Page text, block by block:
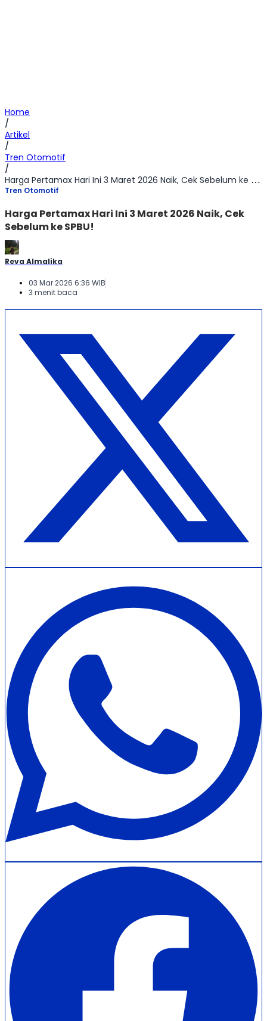
Home
/
Artikel
/
Tren Otomotif
/
Harga Pertamax Hari Ini 3 Maret 2026 Naik, Cek Sebelum ke SPBU!
Tren Otomotif
Harga Pertamax Hari Ini 3 Maret 2026 Naik, Cek
Sebelum ke SPBU!
Reva Almalika
03 Mar 2026 6:36 WIB
3 menit baca